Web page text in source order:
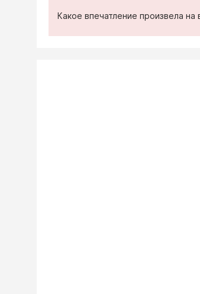
Какое впечатление произвела